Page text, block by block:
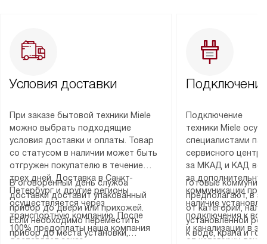
Условия доставки
При заказе бытовой техники Miele
можно выбрать подходящие
условия доставки и оплаты. Товар
со статусом в наличии может быть
отгружен покупателю в течение
трех дней. Доставка в Санкт-
Петербург и другие регионы
осуществляется через
транспортную компанию. После
100% предоплаты наша компания
доставляет заказ
В оговоренный день служба
доставки доставит упакованный
прибор до двери или прихожей.
Если необходимо переместить
прибор до места установки,
Подключение
техники Miele
специалистами
сервисного
за МКАД и КАД
за
коммуникации
наличие
подключения к
и канализации в
от категории
Готовые
предполагают, в
от категории,
установленной
к воде, крана и